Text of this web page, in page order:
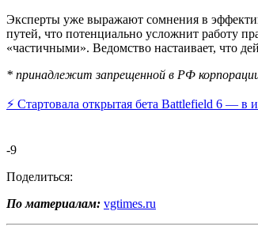
Эксперты уже выражают сомнения в
путей, что потенциально усложнит работу
«частичными». Ведомство настаивает, что
* принадлежит запрещенной в РФ
⚡️ Стартовала открытая бета Battlefield 6 —
-9
Поделиться:
По материалам: vgtimes.ru